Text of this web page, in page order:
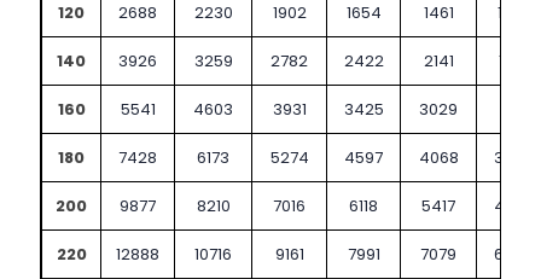
120 2688 2230 1902 1654 1461 1305
140 3926 3259 2782 2422 2141 1914
160 5541 4603 3931 3425 3029
180 7428 6173 5274 4597 4068 3644
200 9877 8210 7016 6118 5417 4854
220 12888 10716 9161 7991 7079 6346